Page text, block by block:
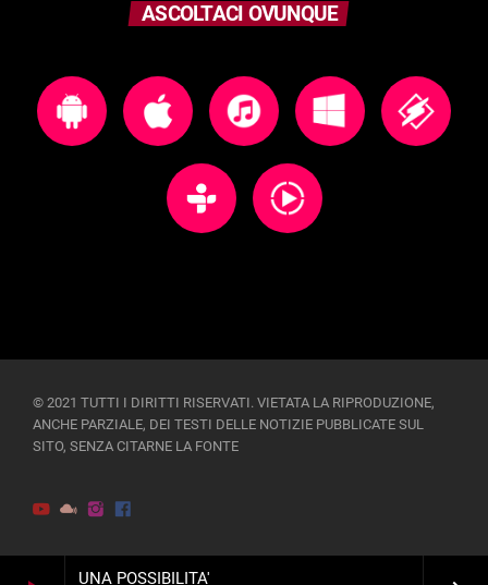
UNA POSSIBILITA'
ASCOLTACI OVUNQUE
© 2021 TUTTI I DIRITTI RISERVATI. VIETATA LA RIPRODUZIONE,
ANCHE PARZIALE, DEI TESTI DELLE NOTIZIE PUBBLICATE SUL
SITO, SENZA CITARNE LA FONTE